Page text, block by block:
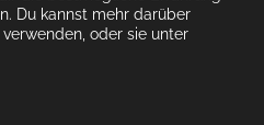
Kölsch Hamburg
Du kannst mehr darüber
oder sie unter